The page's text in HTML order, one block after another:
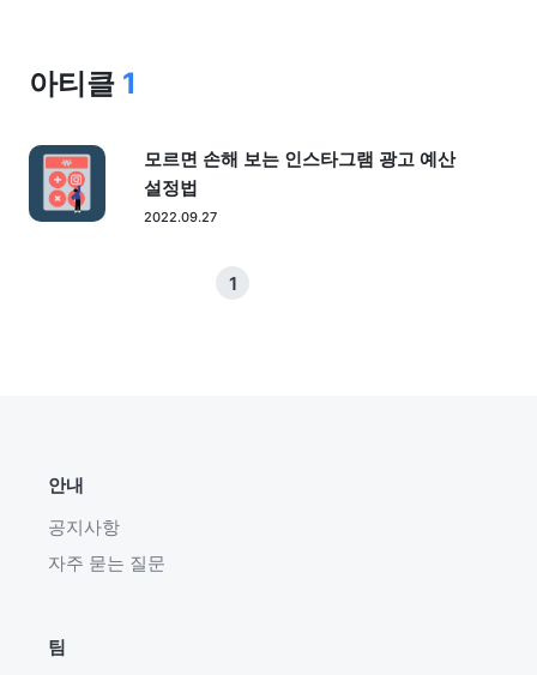
아티클 1
모르면 손해 보는 인스타그램 광고 예산
설정법
2022.09.27
1
안내
공지사항
자주 묻는 질문
팀